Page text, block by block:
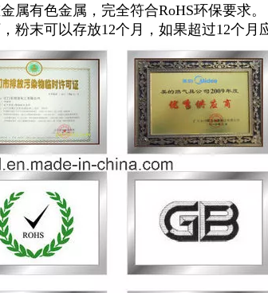
属有色金属，完全符合RoHS环保要求。
粉末可以存放12个月，如果超过12个月